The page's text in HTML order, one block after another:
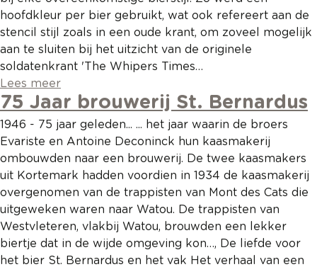
hoofdkleur per bier gebruikt, wat ook refereert aan de
stencil stijl zoals in een oude krant, om zoveel mogelijk
aan te sluiten bij het uitzicht van de originele
soldatenkrant 'The Whipers Times…
Lees meer
75 Jaar brouwerij St. Bernardus
1946 - 75 jaar geleden... ... het jaar waarin de broers
Evariste en Antoine Deconinck hun kaasmakerij
ombouwden naar een brouwerij. De twee kaasmakers
uit Kortemark hadden voordien in 1934 de kaasmakerij
overgenomen van de trappisten van Mont des Cats die
uitgeweken waren naar Watou. De trappisten van
Westvleteren, vlakbij Watou, brouwden een lekker
biertje dat in de wijde omgeving kon…, De liefde voor
het bier St. Bernardus en het vak Het verhaal van een